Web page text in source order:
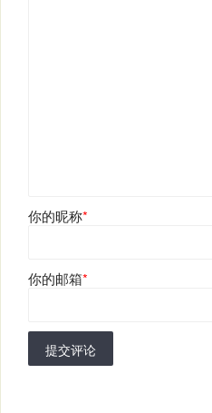
你的昵称*
你的邮箱*
提交评论